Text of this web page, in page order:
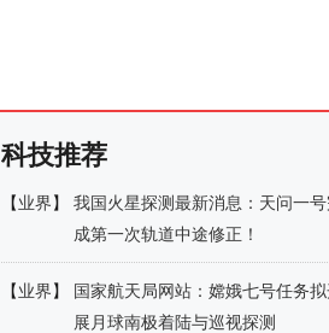
科技推荐
【业界】
我国火星探测最新消息：天问一
成第一次轨道中途修正！
【业界】
国家航天局网站：嫦娥七号任务
展月球南极着陆与巡视探测